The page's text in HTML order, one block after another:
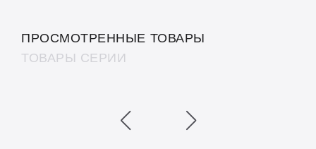
ПРОСМОТРЕННЫЕ ТОВАРЫ
ТОВАРЫ СЕРИИ